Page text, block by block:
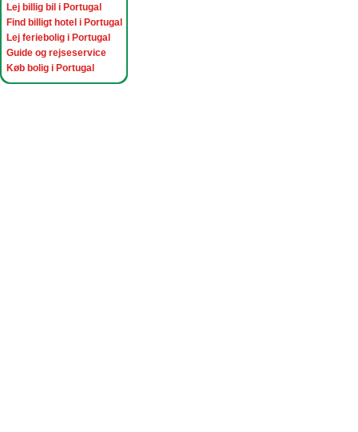
Lej billig bil i Portugal
Find billigt hotel i Portugal
Lej feriebolig i Portugal
Guide og rejseservice
Køb bolig i Portugal